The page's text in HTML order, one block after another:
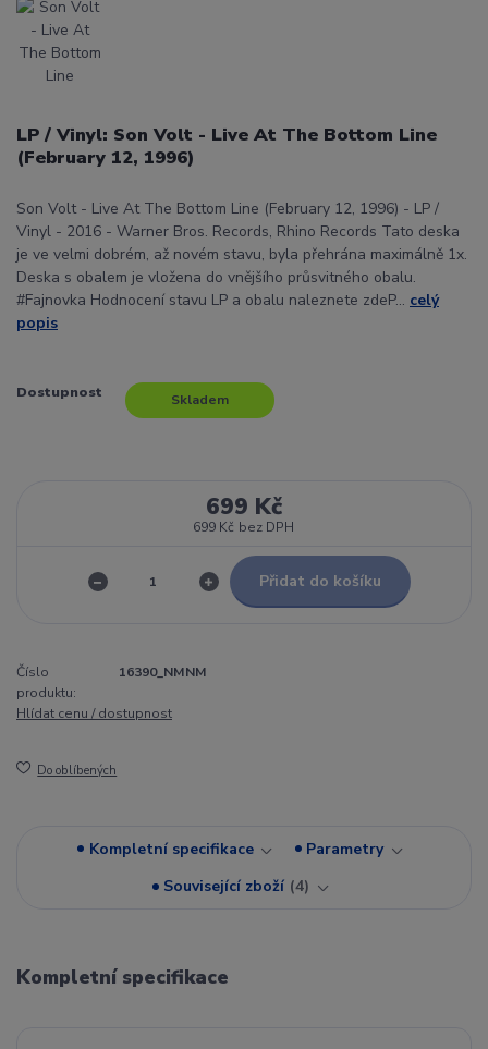
LP / Vinyl: Son Volt - Live At The Bottom Line
(February 12, 1996)
Son Volt - Live At The Bottom Line (February 12, 1996) - LP /
Vinyl - 2016 - Warner Bros. Records, Rhino Records Tato deska
je ve velmi dobrém, až novém stavu, byla přehrána maximálně 1x.
Deska s obalem je vložena do vnějšího průsvitného obalu.
#Fajnovka Hodnocení stavu LP a obalu naleznete zdeP... celý
popis
Dostupnost Skladem
699 Kč
699 Kč bez DPH
Přidat do košíku
Číslo
produktu:
16390_NMNM
Hlídat cenu / dostupnost
Do oblíbených
Kompletní specifikace
Parametry
Související zboží 4
Kompletní specifikace